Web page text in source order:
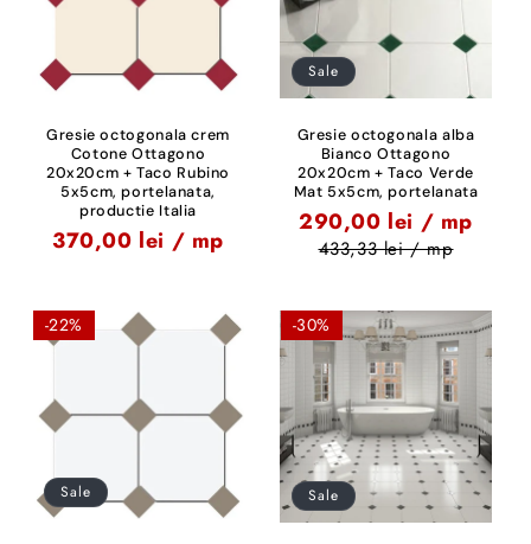
Gresie octogonala crem
Cotone Ottagono
20x20cm + Taco Rubino
5x5cm, portelanata,
productie Italia
370,00 lei / mp
Sale
Gresie octogonala alba
Bianco Ottagono
20x20cm + Taco Verde
Mat 5x5cm, portelanata
290,00 lei / mp
433,33 lei / mp
-22%
Sale
-30%
Sale